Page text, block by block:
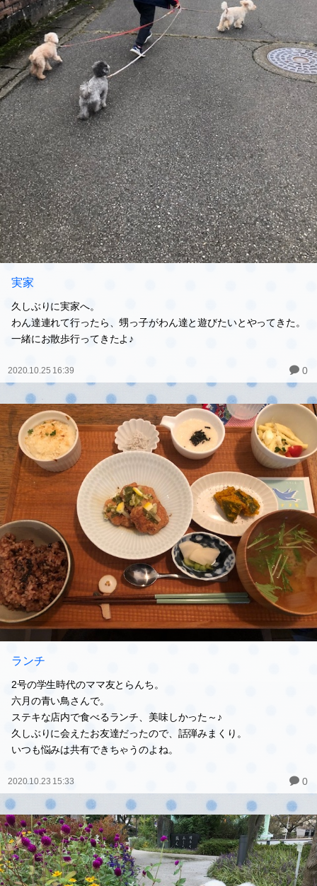
実家
久しぶりに実家へ。
わん達連れて行ったら、甥っ子がわん達と遊びたいとやってきた。
一緒にお散歩行ってきたよ♪
2020.10.25 16:39 0
ランチ
2号の学生時代のママ友とらんち。
六月の青い鳥さんで。
ステキな店内で食べるランチ、美味しかった～♪
久しぶりに会えたお友達だったので、話弾みまくり。
いつも悩みは共有できちゃうのよね。
2020.10.23 15:33 0